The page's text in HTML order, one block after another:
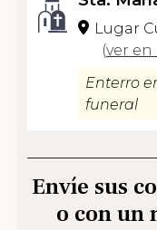
Lugar
(ver en
Enterro
funeral
Envíe sus
o con un